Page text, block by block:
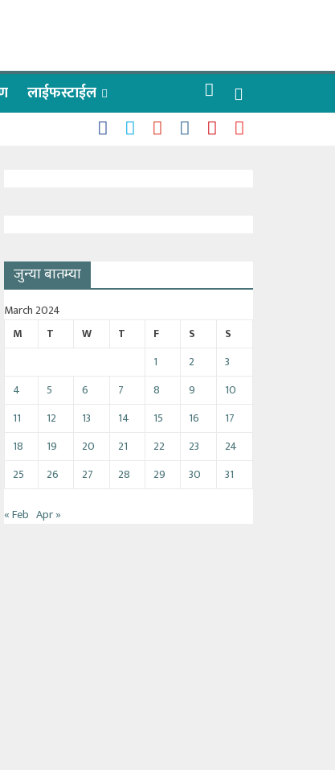
लाईफस्टाईल
जुन्या बातम्या
March 2024
M
T W T F S
S
1
2
3
4
5 6 7 8 9
10
11
12 13 14 15 16
17
18
19 20 21 22 23
24
25
26 27 28 29 30 31
« Feb Apr »